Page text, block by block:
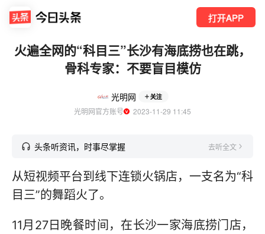
打开APP
火遍全网的“科目三”长沙有海底捞也在跳，
骨科专家：不要盲目模仿
光明网 关注
光明网官方账号
  2023-11-29 11:45
头条听资讯，时事尽掌握 去听全文
从短视频平台到线下连锁火锅店，一支名为“科
目三”的舞蹈火了。
11月27日晚餐时间，在长沙一家海底捞门店，